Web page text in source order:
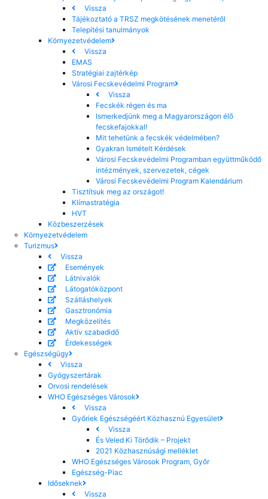
Vissza
Tájékoztató a TRSZ megkötésének menetéről
Telepítési tanulmányok
Környezetvédelem
Vissza
EMAS
Stratégiai zajtérkép
Városi Fecskevédelmi Program
Vissza
Fecskék régen és ma
Ismerkedjünk meg a Magyarországon élő
fecskefajokkal!
Mit tehetünk a fecskék védelmében?
Gyakran Ismételt Kérdések
Városi Fecskevédelmi Programban együttműködő
intézmények, szervezetek, cégek
Városi Fecskevédelmi Program Kalendárium
Tisztítsuk meg az országot!
Klímastratégia
HVT
Közbeszerzések
Környezetvédelem
Turizmus
Vissza
Események
Látnivalók
Látogatóközpont
Szálláshelyek
Gasztronómia
Megközelítés
Aktív szabadidő
Érdekességek
Egészségügy
Vissza
Gyógyszertárak
Orvosi rendelések
WHO Egészséges Városok
Vissza
Győriek Egészségéért Közhasznú Egyesület
Vissza
És Veled Ki Törődik – Projekt
2021 Közhasznúsági melléklet
WHO Egészséges Városok Program, Győr
Egészség-Piac
Időseknek
Vissza